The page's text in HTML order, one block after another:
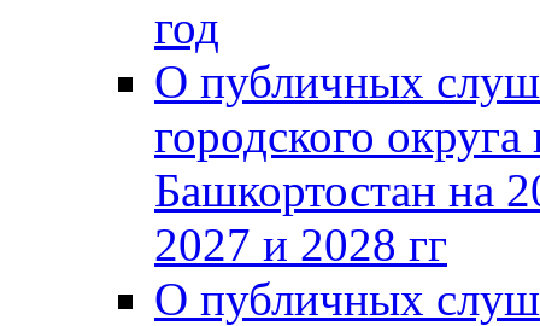
год
О публичных
городского
Башкортостан на
2027 и 2028 гг
О публичных